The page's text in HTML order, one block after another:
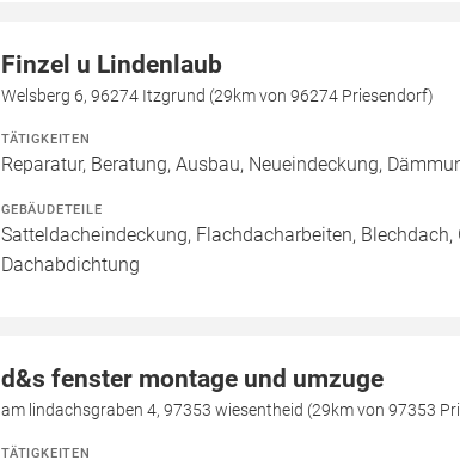
Finzel u Lindenlaub
Welsberg 6, 96274 Itzgrund (29km von 96274 Priesendorf)
TÄTIGKEITEN
Reparatur, Beratung, Ausbau, Neueindeckung,
GEBÄUDETEILE
Satteldacheindeckung, Flachdacharbeiten,
Dachabdichtung
d&s fenster montage und umzuge
am lindachsgraben 4, 97353 wiesentheid (29km von 97353
TÄTIGKEITEN